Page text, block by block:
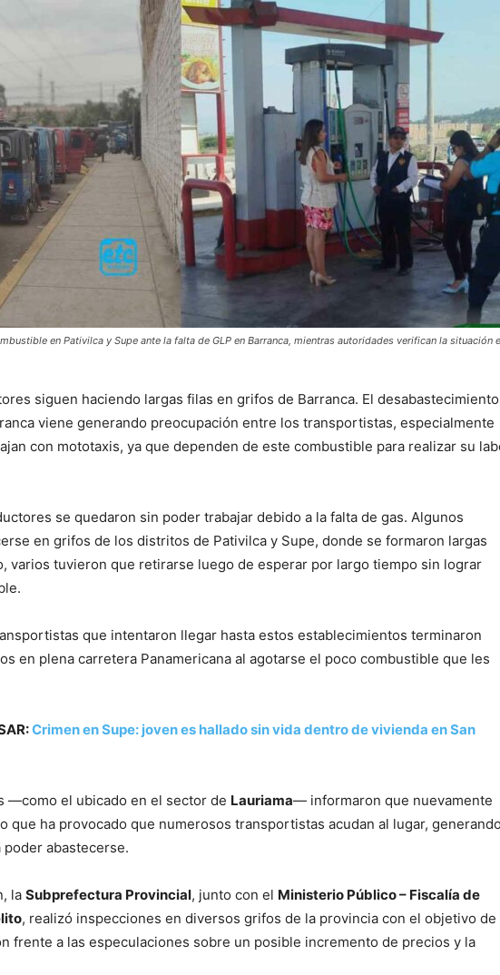
en Pativilca y Supe ante la falta de GLP en Barranca, mientras autoridades verifican la situación
siguen haciendo largas filas en grifos de Barranca. El desabastecimiento
viene generando preocupación entre los transportistas, especialmente
con mototaxis, ya que dependen de este combustible para realizar su
se quedaron sin poder trabajar debido a la falta de gas. Algunos
en grifos de los distritos de Pativilca y Supe, donde se formaron largas
varios tuvieron que retirarse luego de esperar por largo tiempo sin lograr
que intentaron llegar hasta estos establecimientos terminaron
en plena carretera Panamericana al agotarse el poco combustible que les
Crimen en Supe: joven es hallado sin vida dentro de vivienda en San
—como el ubicado en el sector de Lauriama— informaron que nuevamente
que ha provocado que numerosos transportistas acudan al lugar, generando
abastecerse.
la Subprefectura Provincial, junto con el Ministerio Público – Fiscalía de
, realizó inspecciones en diversos grifos de la provincia con el objetivo de
frente a las especulaciones sobre un posible incremento de precios y la